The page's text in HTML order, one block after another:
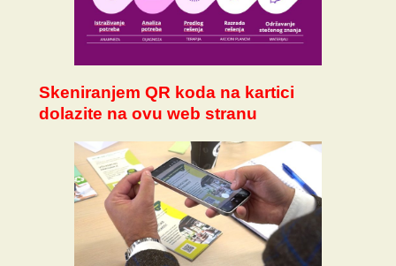
Skeniranjem QR koda na kartici
dolazite na ovu web stranu